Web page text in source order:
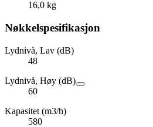
16,0 kg
Nøkkelspesifikasjon
Lydnivå, Lav (dB)
48
Lydnivå, Høy (dB)
60
Kapasitet (m3/h)
580